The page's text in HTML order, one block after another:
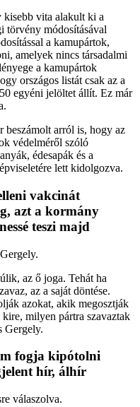
kisebb vita alakult ki a
törvény módosításával
a kamupártok,
amelyek nincs társadalmi
a kamupártok
országos listát csak az a
egyéni jelöltet állít. Ez már
beszámolt arról is, hogy az
védelméről szóló
édesapák és a
lett kidolgozva.
vakcinát
azt a kormány
teszi majd
az ő joga. Tehát ha
az a saját döntése.
azokat, akik megosztják
milyen pártra szavaztak
Gergely.
fogja kipótolni
hír, álhír
válaszolva.